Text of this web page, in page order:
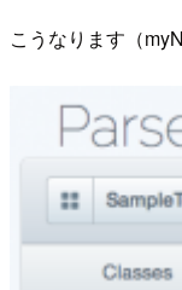
こうなります（